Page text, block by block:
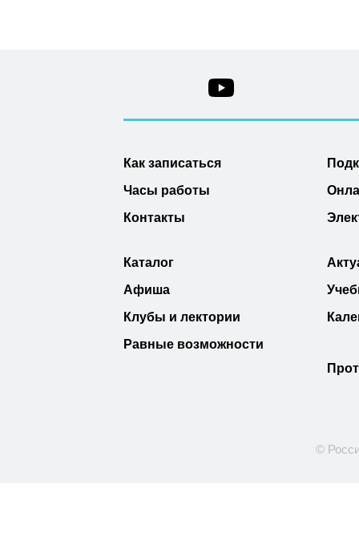
Как записаться
Часы работы
Контакты
Каталог
Афиша
Клубы и лектории
Равные возможности
©